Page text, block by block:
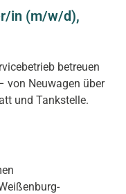
in (m/w/d),
betreuen
von Neuwagen über
und Tankstelle.